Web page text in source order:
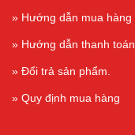
» Hướng dẫn mua hàng
» Hướng dẫn thanh toán.
» Đổi trả sản phẩm.
» Quy định mua hàng